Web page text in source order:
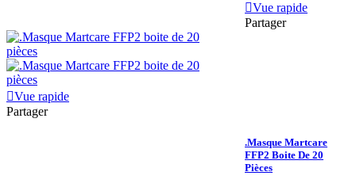
Vue rapide
Partager
Vue rapide
Partager
.Masque Martcare
FFP2 Boite De 20
Pièces